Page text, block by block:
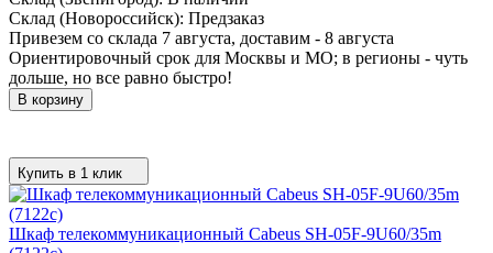
Склад (Новороссийск): Предзаказ
Привезем со склада 7 августа, доставим - 8 августа
Ориентировочный срок для Москвы и МО; в регионы - чуть
дольше, но все равно быстро!
В корзину
Купить в 1 клик
Шкаф телекоммуникационный Cabeus SH-05F-9U60/35m